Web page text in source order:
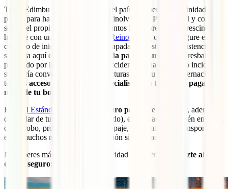
Tanto Edimburgo como el resto del país te espera con infinidad de
planes para hacer de este un viaje inolvidable. Por ello, tal y como
señala el propio Ministerio de Asuntos Exteriores, es imprescindible
hacerse con un
seguro de viaje a Reino Unido
que te asegure estar
cubierto de inicio a fin de esta escapada. El coste de la asistencia
sanitaria aquí es
realmente elevada para el turista
y un resbalón
paseando por la Royal Mile, un accidente o cualquier otro incidente
se podría convertir en enormes facturas. Con tu póliza internacional
tendrás acceso a los mejores especialistas sin tener que pagar
nada de tu bolsillo
El
IATI Estándar el mejor seguro para este destino
y, además
de cuidar de tu salud (covid incluido), estará para ti también en casos
como robo, problemas con tu equipaje, incidentes con transportes o,
entre muchos más casos, repatriación si fuera necesario.
No esperes más, viaja con la seguridad que mereces y
hazte ahora
con tu seguro: